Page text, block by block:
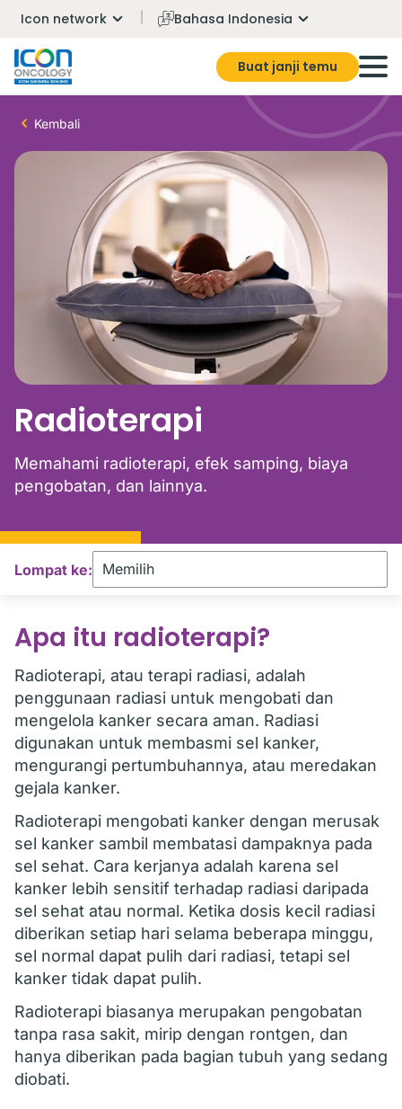
Icon network Bahasa Indonesia
Buat janji temu
Kembali
Radioterapi
Memahami radioterapi, efek samping, biaya
pengobatan, dan lainnya.
Lompat ke:
Apa itu radioterapi?
Radioterapi, atau terapi radiasi, adalah
penggunaan radiasi untuk mengobati dan
mengelola kanker secara aman. Radiasi
digunakan untuk membasmi sel kanker,
mengurangi pertumbuhannya, atau meredakan
gejala kanker.
Radioterapi mengobati kanker dengan merusak
sel kanker sambil membatasi dampaknya pada
sel sehat. Cara kerjanya adalah karena sel
kanker lebih sensitif terhadap radiasi daripada
sel sehat atau normal. Ketika dosis kecil radiasi
diberikan setiap hari selama beberapa minggu,
sel normal dapat pulih dari radiasi, tetapi sel
kanker tidak dapat pulih.
Radioterapi biasanya merupakan pengobatan
tanpa rasa sakit, mirip dengan rontgen, dan
hanya diberikan pada bagian tubuh yang sedang
diobati.